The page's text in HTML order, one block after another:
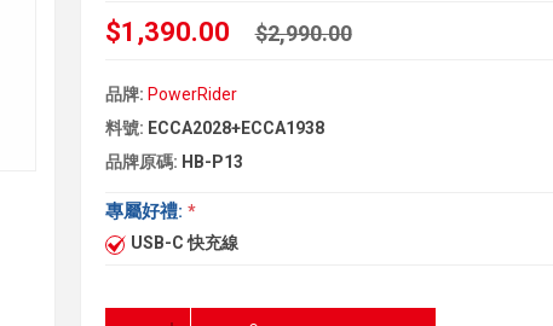
$1,390.00 $2,990.00
品牌: PowerRider
料號: ECCA2028+ECCA1938
品牌原碼: HB-P13
專屬好禮: *
USB-C 快充線